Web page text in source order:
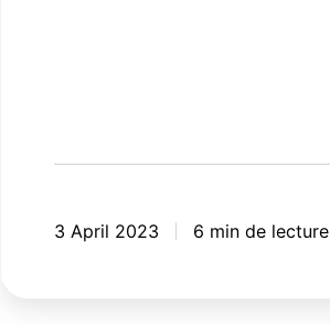
3 April 2023 6 min de lecture